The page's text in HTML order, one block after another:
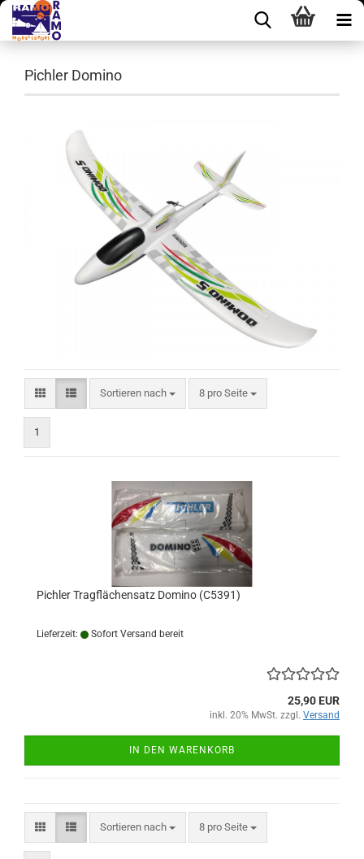
Pichler Domino
Sortieren nach
Sortieren nach 8 pro Seite
pro Seite
1
Pichler Tragflächensatz Domino (C5391)
Lieferzeit: Sofort Versand bereit
25,90 EUR
inkl. 20% MwSt. zzgl. Versand
IN DEN WARENKORB
Sortieren nach
Sortieren nach 8 pro Seite
pro Seite